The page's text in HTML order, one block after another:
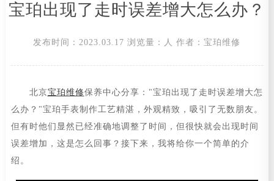
宝珀出现了走时误差增大怎么办？
发布时间：2023.03.17 浏览量： 人 作者：宝珀维修
北京宝珀维修保养中心分享："宝珀出现了走时误差增大怎
么办？"宝珀手表制作工艺精湛，外观精致，吸引了无数朋友。
但有时他们显然已经准确地调整了时间，但很快就会出现时间
误差增加，这是怎么回事？接下来，我将给你一个简单的介
绍。